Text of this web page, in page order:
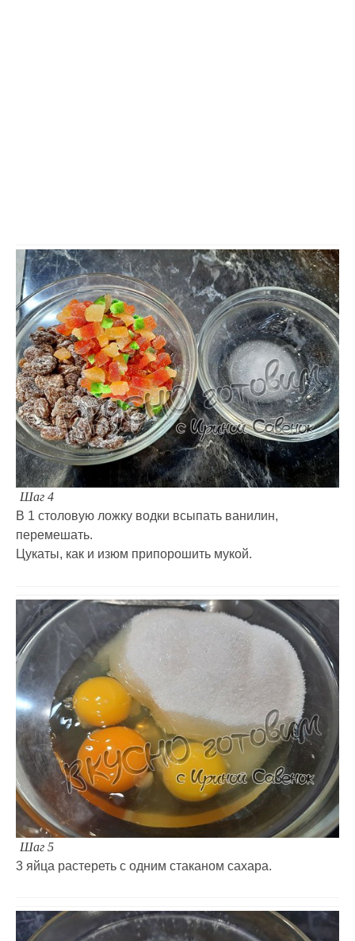
Шаг 4
В 1 столовую ложку водки всыпать ванилин,
перемешать.
Цукаты, как и изюм припорошить мукой.
Шаг 5
3 яйца растереть с одним стаканом сахара.